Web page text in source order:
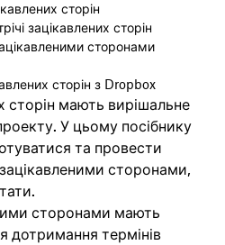
сторін
зацікавлених сторін
сторонами
сторін з Dropbox
сторін мають вирішальне
У цьому посібнику
та провести
зацікавленими сторонами,
сторонами мають
дотримання термінів